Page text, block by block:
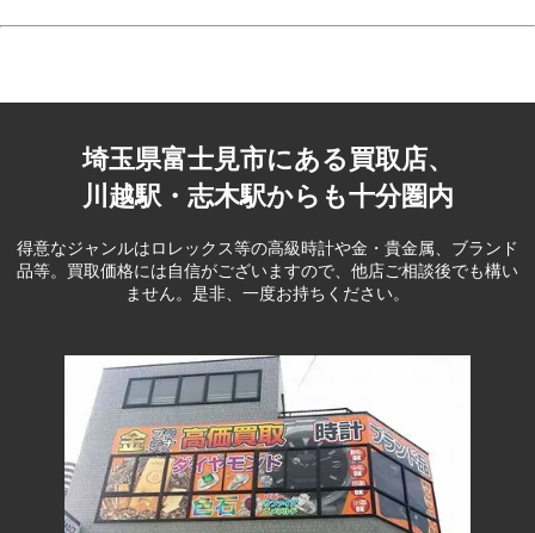
埼玉県富士見市にある買取店、
川越駅・志木駅からも十分圏内
得意なジャンルはロレックス等の高級時計や金・貴金属、ブランド
品等。 買取価格には自信がございますので、他店ご相談後でも構い
ません。是非、一度お持ちください。